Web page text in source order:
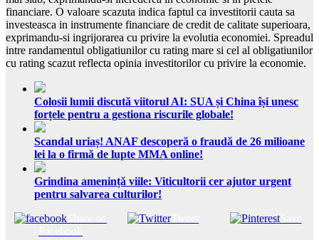
financiare. O valoare scazuta indica faptul ca investitorii cauta sa
investeasca in instrumente financiare de credit de calitate superioara,
exprimandu-si ingrijorarea cu privire la evolutia economiei. Spreadul
intre randamentul obligatiunilor cu rating mare si cel al obligatiunilor
cu rating scazut reflecta opinia investitorilor cu privire la economie.
Colosii lumii discută viitorul AI: SUA și China își unesc
forțele pentru a gestiona riscurile globale!
Scandal uriaș! ANAF descoperă o fraudă de 26 milioane
lei la o firmă de lupte MMA online!
Grindina amenință viile: Viticultorii cer ajutor urgent
pentru salvarea culturilor!
Tweet Save